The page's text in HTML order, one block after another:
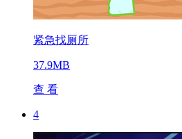
紧急找厕所
37.9MB
查 看
4